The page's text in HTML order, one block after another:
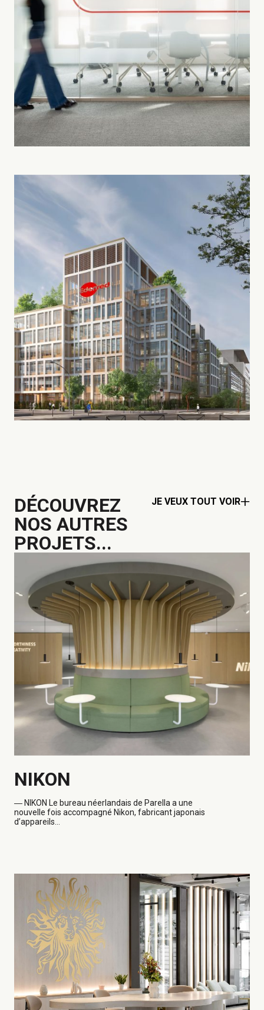
DÉCOUVREZ
NOS AUTRES
PROJETS...
JE VEUX TOUT VOIR
NIKON
― NIKON Le bureau néerlandais de Parella a une
nouvelle fois accompagné Nikon, fabricant japonais
d’appareils...